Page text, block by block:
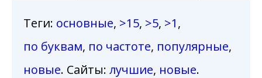
Теги: основные, >15, >5, >1,
по буквам, по частоте, популярные,
новые. Сайты: лучшие, новые.